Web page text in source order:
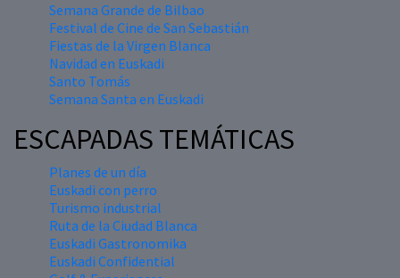
Semana Grande de Bilbao
Festival de Cine de San Sebastián
Fiestas de la Virgen Blanca
Navidad en Euskadi
Santo Tomás
Semana Santa en Euskadi
ESCAPADAS TEMÁTICAS
Planes de un día
Euskadi con perro
Turismo industrial
Ruta de la Ciudad Blanca
Euskadi Gastronomika
Euskadi Confidential